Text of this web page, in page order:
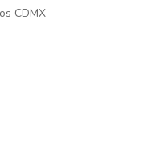
CDMX